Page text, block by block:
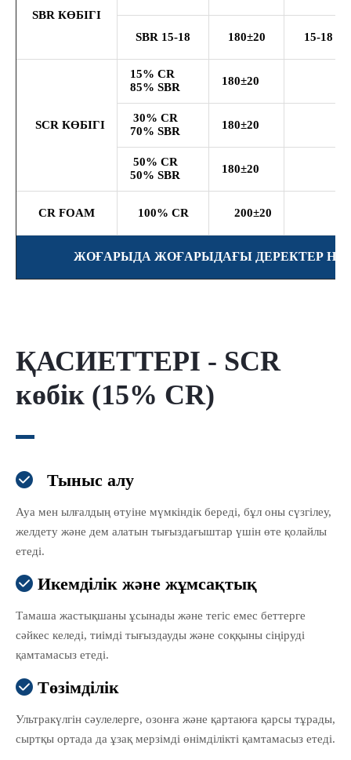
SBR КӨБІГІ
SBR 15-18
180±20 15-18
SCR КӨБІГІ
15% CR
85% SBR
180±20
30% CR
70% SBR
180±20
50% CR
50% SBR
180±20
CR FOAM 100% CR 200±20
ЖОҒАРЫДА ЖОҒАРЫДАҒЫ ДЕРЕКТЕР
ҚАСИЕТТЕРІ - SCR
көбік (15% CR)
 Тыныс алу
Ауа мен ылғалдың өтуіне мүмкіндік береді, бұл оны сүзгілеу,
желдету және дем алатын тығыздағыштар үшін өте қолайлы
етеді.
 Икемділік және жұмсақтық
Тамаша жастықшаны ұсынады және тегіс емес беттерге
сәйкес келеді, тиімді тығыздауды және соққыны сіңіруді
қамтамасыз етеді.
 Төзімділік
Ультракүлгін сәулелерге, озонға және қартаюға қарсы тұрады,
сыртқы ортада да ұзақ мерзімді өнімділікті қамтамасыз етеді.